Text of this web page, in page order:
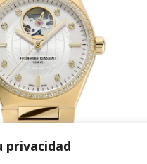
privacidad
Constant Ladies Watch